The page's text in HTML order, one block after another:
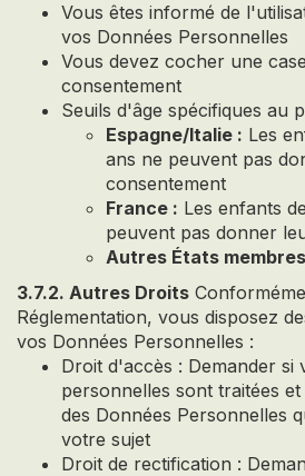
Vous êtes informé de
vos Données Personnelles
Vous devez cocher une
consentement
Seuils d'âge spécifiques au
Espagne/Italie : Les
ans ne peuvent pas
consentement
France : Les enfants
peuvent pas donner
Autres États
3.7.2. Autres Droits
Réglementation, vous disposez
vos Données Personnelles :
Droit d'accès : Demander si
personnelles sont traitées
des Données Personnelles
votre sujet
Droit de rectification :